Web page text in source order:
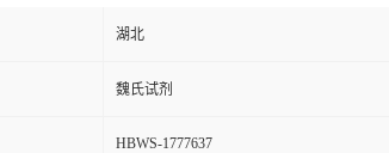
湖北
魏氏试剂
HBWS-1777637